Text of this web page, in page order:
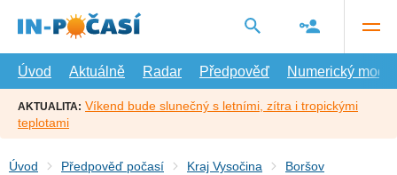
hlavní
Úvod
Aktuálně Radar Předpověď Numerický model
AKTUALITA: Víkend bude slunečný s letními, zítra i tropickými
teplotami
Úvod Předpověď počasí Kraj Vysočina
Boršov